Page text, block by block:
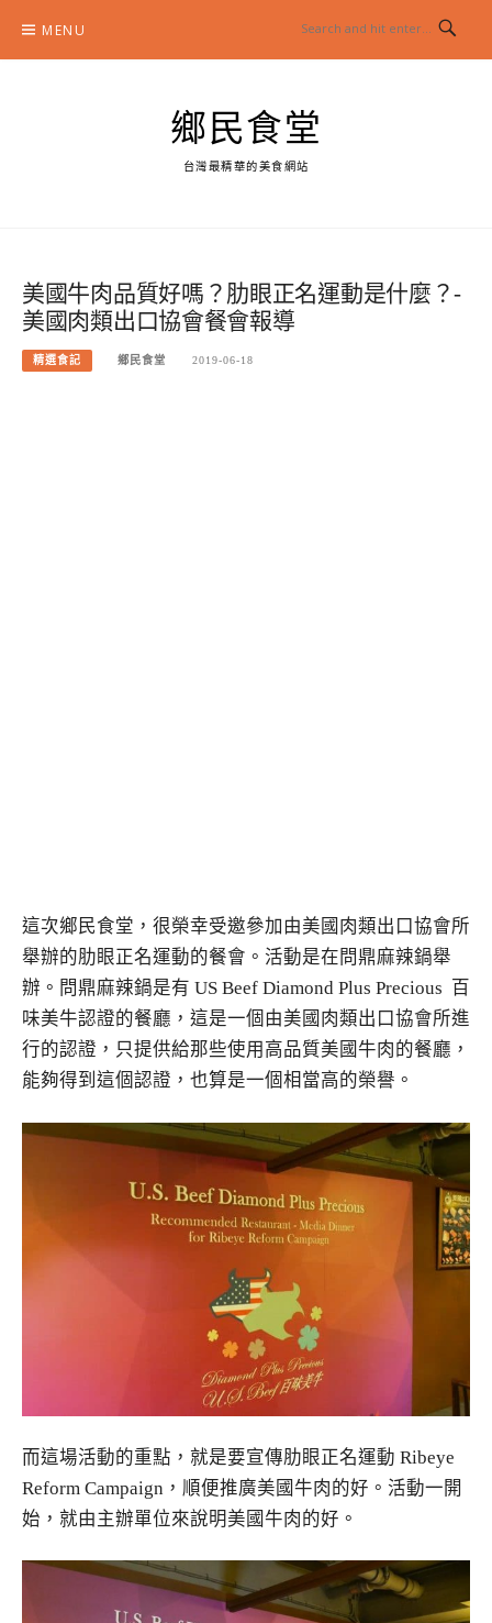
content
MENU
鄉民食堂
台灣最精華的美食網站
美國牛肉品質好嗎？肋眼正名運動是什麼？-
美國肉類出口協會餐會報導
精選食記 鄉民食堂 2019-06-18
這次鄉民食堂，很榮幸受邀參加由美國肉類出口協會所
舉辦的肋眼正名運動的餐會。活動是在問鼎麻辣鍋舉
辦。問鼎麻辣鍋是有 US Beef Diamond Plus Precious 百
味美牛認證的餐廳，這是一個由美國肉類出口協會所進
行的認證，只提供給那些使用高品質美國牛肉的餐廳，
能夠得到這個認證，也算是一個相當高的榮譽。
而這場活動的重點，就是要宣傳肋眼正名運動 Ribeye
Reform Campaign，順便推廣美國牛肉的好。活動一開
始，就由主辦單位來說明美國牛肉的好。